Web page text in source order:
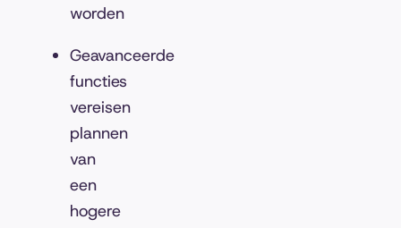
worden
Geavanceerde
functies
vereisen
plannen
van
een
hogere